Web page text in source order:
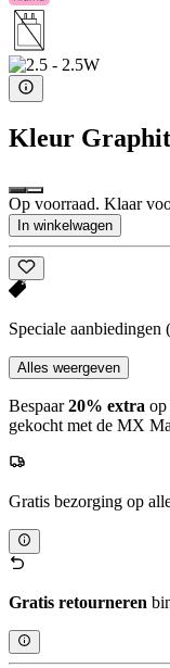
Kleur
Op voorraad. Klaar
In winkelwagen
Speciale aanbiedingen
Alles weergeven
Bespaar20% extra
gekocht met de MX
Gratis bezorging op
Gratis retourneren